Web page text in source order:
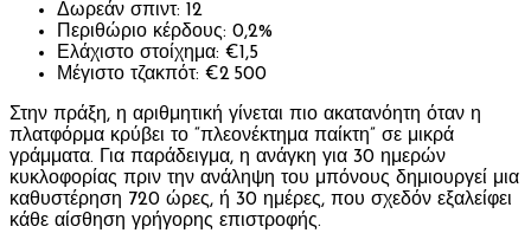
Δωρεάν σπιντ: 12
Περιθώριο κέρδους: 0,2%
Ελάχιστο στοίχημα: €1,5
Μέγιστο τζακπότ: €2 500
Στην πράξη, η αριθμητική γίνεται πιο ακατανόητη όταν η
πλατφόρμα κρύβει το “πλεονέκτημα παίκτη” σε μικρά
γράμματα. Για παράδειγμα, η ανάγκη για 30 ημερών
κυκλοφορίας πριν την ανάληψη του μπόνους δημιουργεί μια
καθυστέρηση 720 ώρες, ή 30 ημέρες, που σχεδόν εξαλείφει
κάθε αίσθηση γρήγορης επιστροφής.